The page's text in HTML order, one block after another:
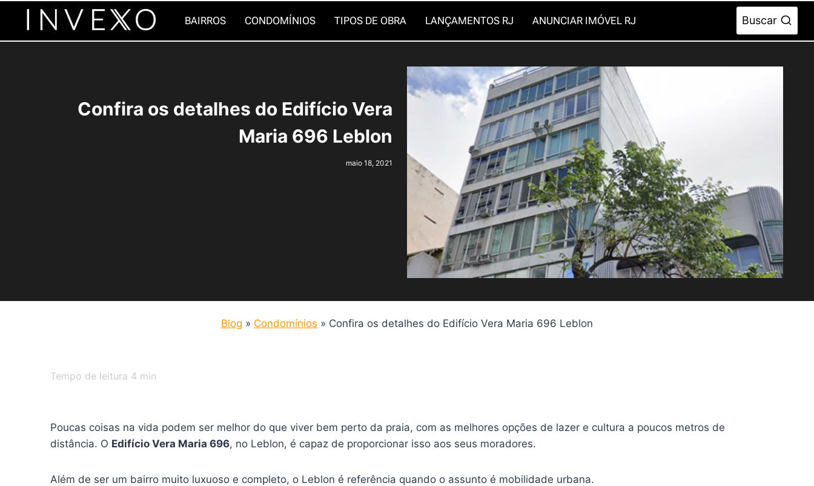
o
BAIRROS CONDOMÍNIOS TIPOS DE OBRA LANÇAMENTOS RJ ANUNCIAR IMÓVEL RJ Buscar
Confira os detalhes do Edifício Vera
Maria 696 Leblon
maio 18, 2021
Blog » Condomínios » Confira os detalhes do Edifício Vera Maria 696 Leblon
Tempo de leitura 4 min
Poucas coisas na vida podem ser melhor do que viver bem perto da praia, com as melhores opções de lazer e cultura a poucos metros de
distância. O Edifício Vera Maria 696, no Leblon, é capaz de proporcionar isso aos seus moradores.
Além de ser um bairro muito luxuoso e completo, o Leblon é referência quando o assunto é mobilidade urbana.